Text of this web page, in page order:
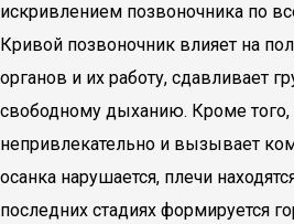
искривлением позвоночника по
Кривой позвоночник влияет на
органов и их работу, сдавливает
свободному дыханию. Кроме
непривлекательно и вызывает
осанка нарушается, плечи
последних стадиях формируется